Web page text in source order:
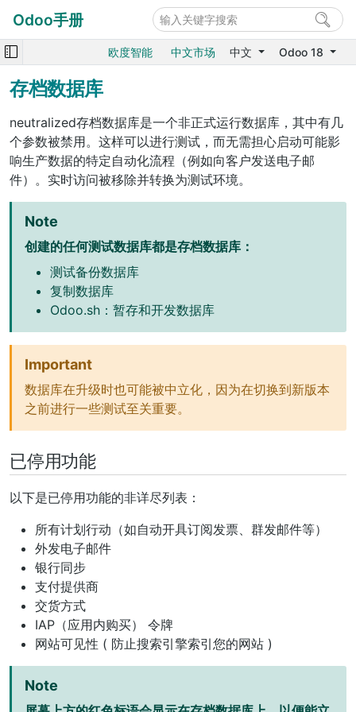
Odoo手册
欧度智能 中文市场 中文 Odoo 18
存档数据库
neutralized存档数据库是一个非正式运行数据库，其中有几
个参数被禁用。这样可以进行测试，而无需担心启动可能影
响生产数据的特定自动化流程（例如向客户发送电子邮
件）。实时访问被移除并转换为测试环境。
Note
创建的任何测试数据库都是存档数据库：
测试备份数据库
复制数据库
Odoo.sh：暂存和开发数据库
Important
数据库在升级时也可能被中立化，因为在切换到新版本
之前进行一些测试至关重要。
已停用功能
以下是已停用功能的非详尽列表：
所有计划行动（如自动开具订阅发票、群发邮件等）
外发电子邮件
银行同步
支付提供商
交货方式
IAP（应用内购买）
令牌
网站可见性 ( 防止搜索引擎索引您的网站 )
Note